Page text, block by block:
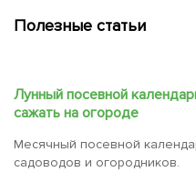
Полезные статьи
Лунный посевной
сажать на огороде
Месячный посевной
садоводов и огородников.